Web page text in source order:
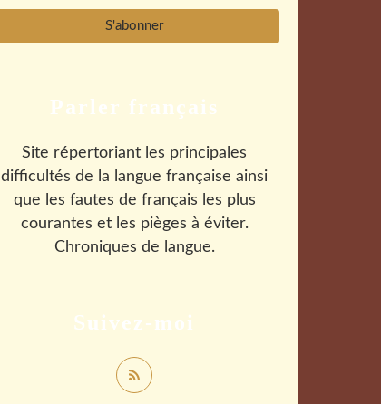
Suivez-moi
Parler français
Site répertoriant les principales
difficultés de la langue française ainsi
que les fautes de français les plus
courantes et les pièges à éviter.
Chroniques de langue.